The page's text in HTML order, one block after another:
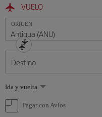
VUELO
ORIGEN
Destino
Seleccione
una
opción
Ida y vuelta
Pagar con Avios